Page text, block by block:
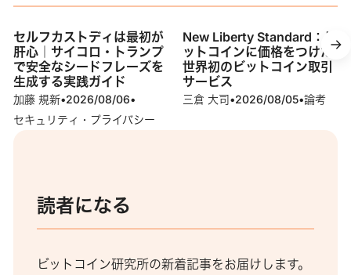
セルフカストディは最初が
肝心｜サイコロ・トランプ
で安全なシードフレーズを
生成する実践ガイド
加藤 規新•2026/08/06•
セキュリティ・プライバシー
New Liberty Standard：ビ
ットコインに価格をつけた
世界初のビットコイン取引
サービス
三倉 大司•2026/08/05•論考
読者になる
ビットコイン研究所の新着記事をお届けします。